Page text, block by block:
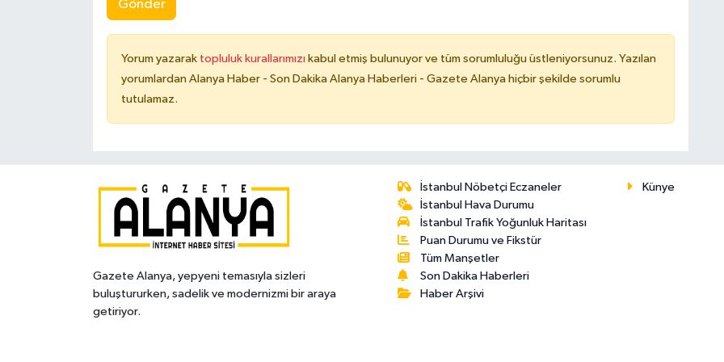
Gönder
Yorum yazarak topluluk kurallarımızı kabul etmiş bulunuyor ve tüm sorumluluğu üstleniyorsunuz. Yazılan
yorumlardan Alanya Haber - Son Dakika Alanya Haberleri - Gazete Alanya hiçbir şekilde sorumlu
tutulamaz.
Gazete Alanya, yepyeni temasıyla sizleri
buluştururken, sadelik ve modernizmi bir araya
getiriyor.
İstanbul Nöbetçi Eczaneler
İstanbul Hava Durumu
İstanbul Trafik Yoğunluk Haritası
Puan Durumu ve Fikstür
Tüm Manşetler
Son Dakika Haberleri
Haber Arşivi
Künye